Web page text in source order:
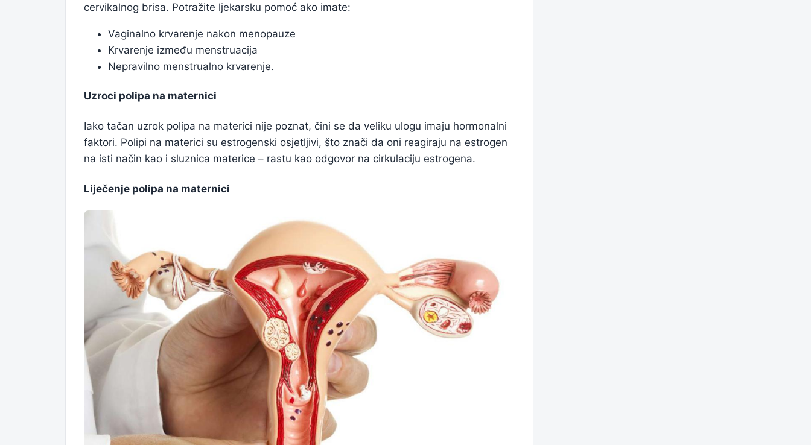
cervikalnog brisa. Potražite ljekarsku pomoć ako imate:
Vaginalno krvarenje nakon menopauze
Krvarenje između menstruacija
Nepravilno menstrualno krvarenje.
Uzroci polipa na maternici
Iako tačan uzrok polipa na materici nije poznat, čini se da veliku ulogu imaju hormonalni
faktori. Polipi na materici su estrogenski osjetljivi, što znači da oni reagiraju na estrogen
na isti način kao i sluznica materice – rastu kao odgovor na cirkulaciju estrogena.
Liječenje polipa na maternici